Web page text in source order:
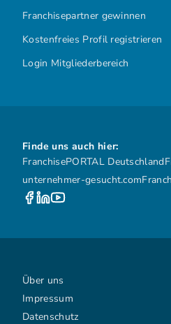
Franchisepartner gewinnen
Kostenfreies Profil registrieren
Login Mitgliederbereich
Finde uns auch hier:
FranchisePORTAL Deutschland
unternehmer-gesucht.com
Über uns
Impressum
Datenschutz